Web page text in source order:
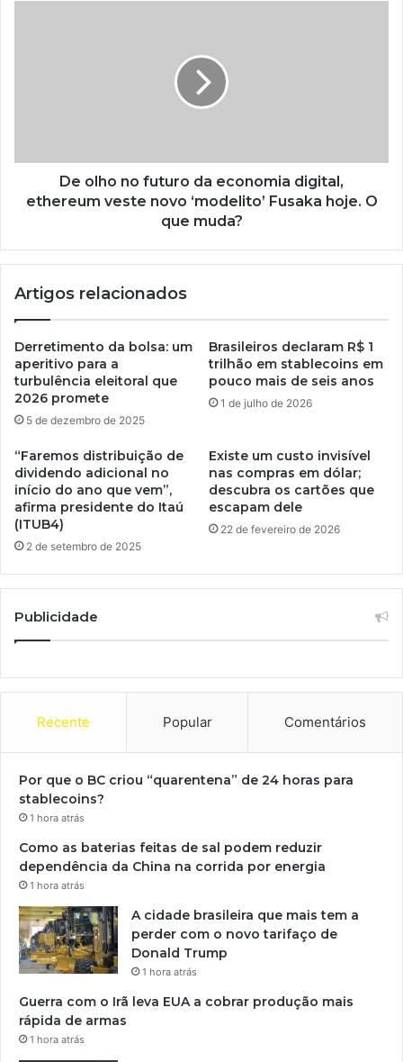
De olho no futuro da economia digital,
ethereum veste novo ‘modelito’ Fusaka hoje. O
que muda?
Artigos relacionados
Derretimento da bolsa: um
aperitivo para a
turbulência eleitoral que
2026 promete
5 de dezembro de 2025
Brasileiros declaram R$ 1
trilhão em stablecoins em
pouco mais de seis anos
1 de julho de 2026
“Faremos distribuição de
dividendo adicional no
início do ano que vem”,
afirma presidente do Itaú
(ITUB4)
2 de setembro de 2025
Existe um custo invisível
nas compras em dólar;
descubra os cartões que
escapam dele
22 de fevereiro de 2026
Publicidade
Recente Popular Comentários
Por que o BC criou “quarentena” de 24 horas para
stablecoins?
1 hora atrás
Como as baterias feitas de sal podem reduzir
dependência da China na corrida por energia
1 hora atrás
A cidade brasileira que mais tem a
perder com o novo tarifaço de
Donald Trump
1 hora atrás
Guerra com o Irã leva EUA a cobrar produção mais
rápida de armas
1 hora atrás